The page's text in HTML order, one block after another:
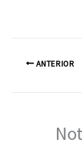
ANTERIOR